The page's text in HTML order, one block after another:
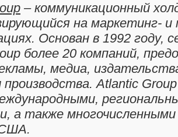
– коммуникационный
на маркетинг- и
Основан в 1992 году,
более 20 компаний,
медиа,
Atlantic
а также